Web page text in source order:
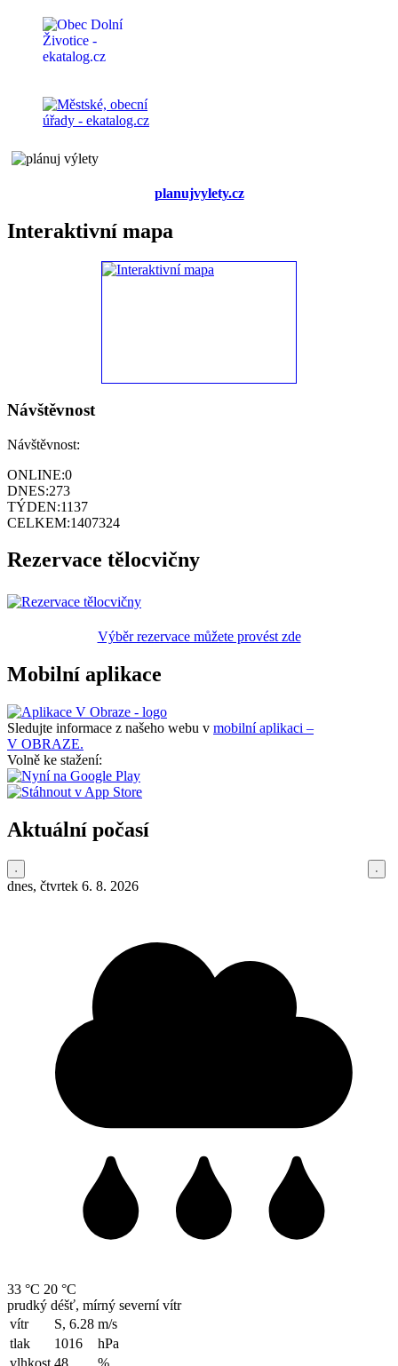
planujvylety.cz
Interaktivní mapa
Návštěvnost
Návštěvnost:
ONLINE:0
DNES:273
TÝDEN:1137
CELKEM:1407324
Rezervace tělocvičny
Výběr rezervace můžete provést zde
Mobilní aplikace
Sledujte informace z našeho webu v mobilní aplikaci –
V OBRAZE.
Volně ke stažení:
Aktuální počasí
dnes, čtvrtek 6. 8. 2026
33 °C 20 °C
prudký déšť, mírný severní vítr
vítr
S, 6.28 m/s
tlak
1016
hPa
vlhkost 48 %